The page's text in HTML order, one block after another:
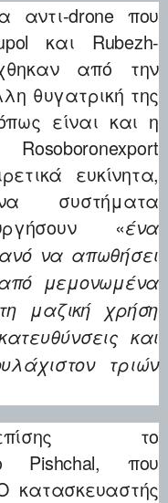
αντι-drone που
και Rubezh-
από την
θυγατρική της
είναι και η
ευκίνητα,
συστήματα
«ένα
να απωθήσει
μεμονωμένα
μαζική χρήση
και
τριών
το
Pishchal, που
κατασκευαστής